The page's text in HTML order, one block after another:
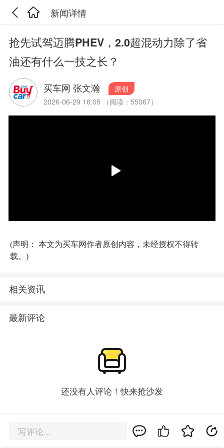
新闻详情
抢先试驾迈腾PHEV，2.0超混动力除了省
油还有什么一技之长？
买车网 张文瀚
原创
2026-06-29 16:05 （阅读：55067）
(声明： 本文为买车网作者原创内容，未经授权不得转
载。)
相关资讯
最新评论
还没有人评论！快来抢沙发